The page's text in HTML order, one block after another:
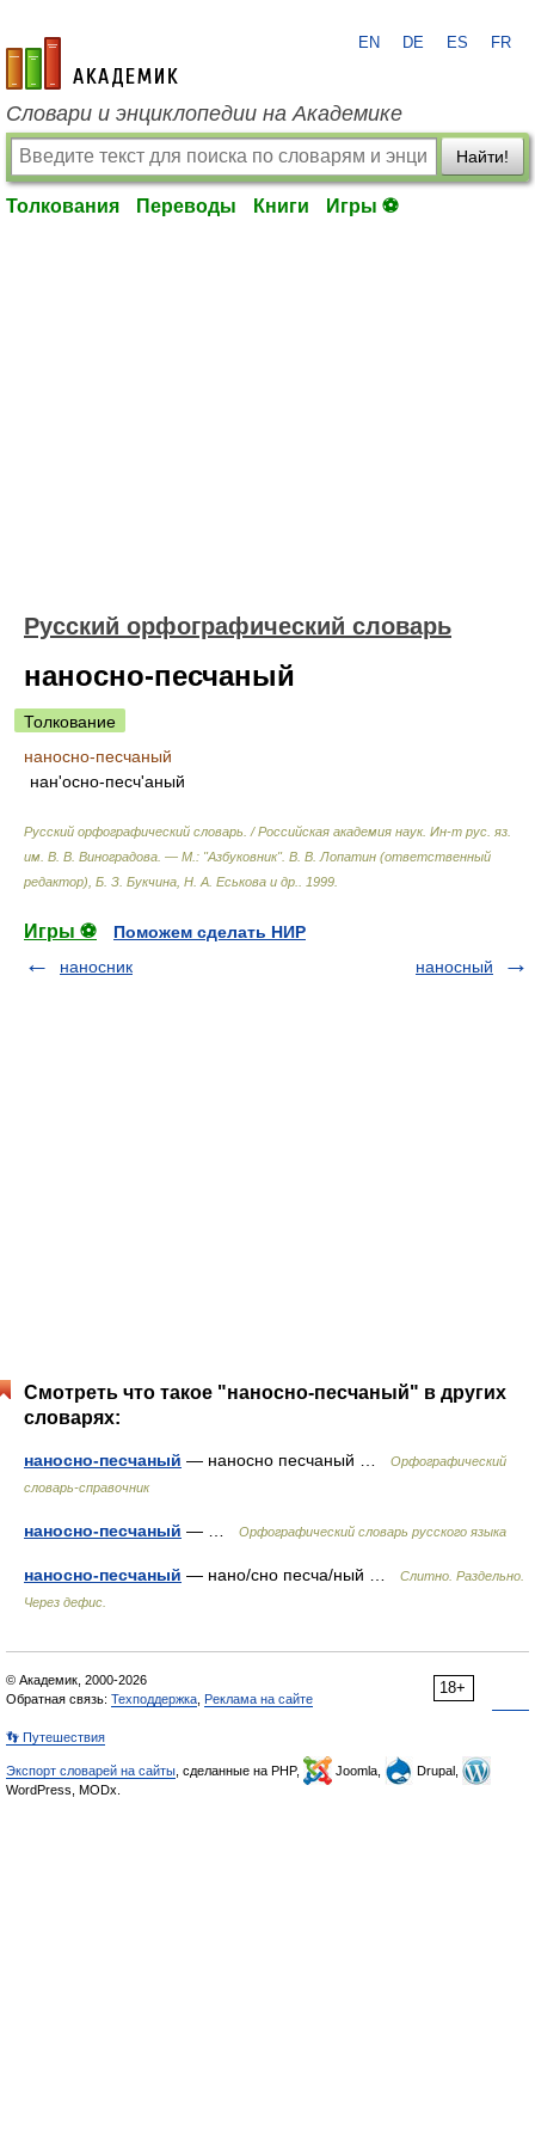
academic.ru
EN DE ES FR
Словари и энциклопедии на Академике
Найти!
Толкования Переводы Книги Игры ⚽
Русский орфографический словарь
наносно-песчаный
Толкование
наносно-песчаный
нан'осно-песч'аный
Русский орфографический словарь. / Российская академия наук. Ин-т рус. яз.
им. В. В. Виноградова. — М.: "Азбуковник". В. В. Лопатин (ответственный
редактор), Б. З. Букчина, Н. А. Еськова и др.
1999
Игры ⚽
Поможем сделать НИР
наносник
наносный
Смотреть что такое "наносно-песчаный" в других
словарях:
наносно-песчаный — наносно песчаный …
Орфографический
словарь-справочник
наносно-песчаный — … Орфографический словарь русского языка
наносно-песчаный — нано/сно песча/ный …
Слитно. Раздельно.
Через дефис.
18+
© Академик, 2000-2026
Обратная связь: Техподдержка Реклама на сайте
👣 Путешествия
Экспорт словарей на сайты , сделанные на PHP, Joomla,
Drupal,
WordPress, MODx.